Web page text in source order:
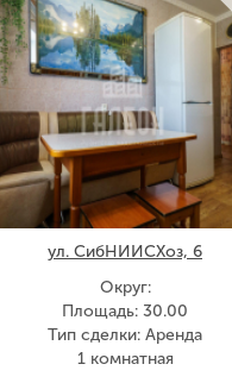
ул. СибНИИСХоз, 6
Округ:
Площадь: 30.00
Тип сделки: Аренда
1 комнатная